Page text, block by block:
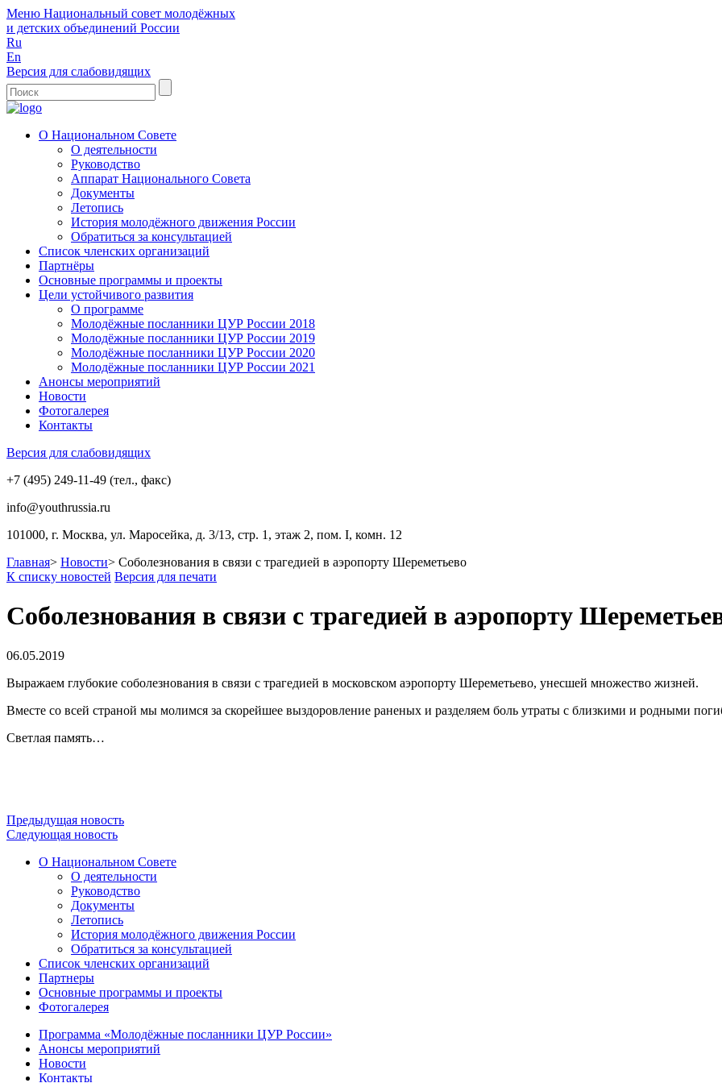
Меню Национальный совет молодёжных
и детских объединений России
Ru
En
Версия для слабовидящих
О Национальном Совете
О деятельности
Руководство
Аппарат Национального Совета
Документы
Летопись
История молодёжного движения России
Обратиться за консультацией
Список членских организаций
Партнёры
Основные программы и проекты
Цели устойчивого развития
О программе
Молодёжные посланники ЦУР России 2018
Молодёжные посланники ЦУР России 2019
Молодёжные посланники ЦУР России 2020
Молодёжные посланники ЦУР России 2021
Анонсы мероприятий
Новости
Фотогалерея
Контакты
Версия для слабовидящих
+7 (495) 249-11-49 (тел., факс)
info@youthrussia.ru
101000, г. Москва, ул. Маросейка, д. 3/13, стр. 1, этаж 2, пом. I, комн. 12
Главная> Новости> Соболезнования в связи с трагедией в аэропорту Шереметьево
К списку новостей Версия для печати
Соболезнования в связи с трагедией в аэропорту
06.05.2019
Выражаем глубокие соболезнования в связи с трагедией в московском аэропорту Шереметьево, унесшей множество жизней.
Вместе со всей страной мы молимся за скорейшее выздоровление раненых и разделяем боль утраты с близкими и родными
Светлая память…
Предыдущая новость
Следующая новость
О Национальном Совете
О деятельности
Руководство
Документы
Летопись
История молодёжного движения России
Обратиться за консультацией
Список членских организаций
Партнеры
Основные программы и проекты
Фотогалерея
Программа «Молодёжные посланники ЦУР России»
Анонсы мероприятий
Новости
Контакты